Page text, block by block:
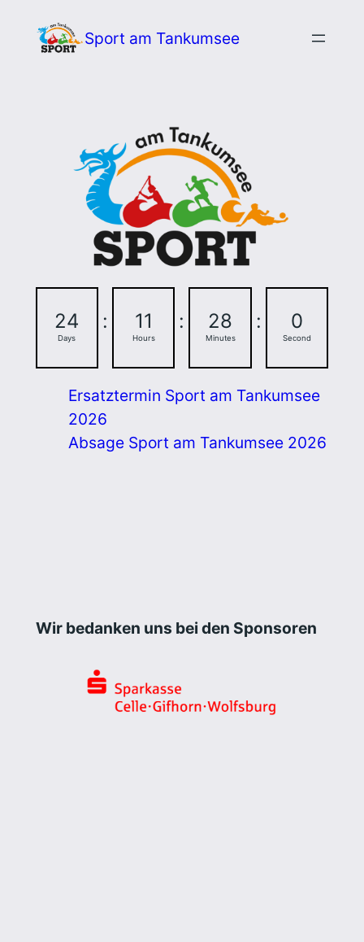
Inhalt
Sport am Tankumsee
24
Days
: 11
Hours
: 27
Minutes
: 59
Seconds
Ersatztermin Sport am Tankumsee
2026
Absage Sport am Tankumsee 2026
Wir bedanken uns bei den Sponsoren